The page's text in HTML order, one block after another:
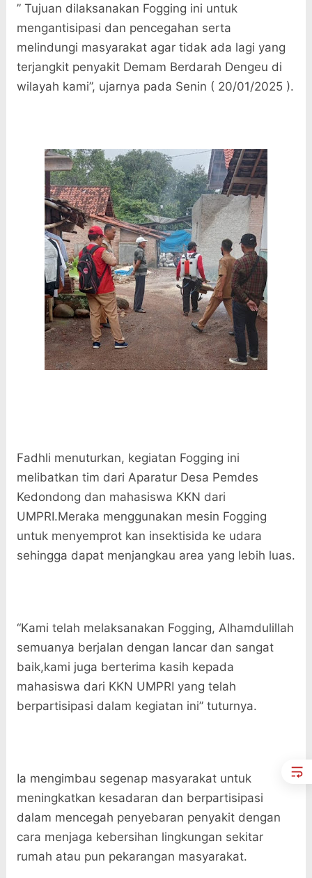
” Tujuan dilaksanakan Fogging ini untuk
mengantisipasi dan pencegahan serta
melindungi masyarakat agar tidak ada lagi yang
terjangkit penyakit Demam Berdarah Dengeu di
wilayah kami”, ujarnya pada Senin ( 20/01/2025 ).
Fadhli menuturkan, kegiatan Fogging ini
melibatkan tim dari Aparatur Desa Pemdes
Kedondong dan mahasiswa KKN dari
UMPRI.Meraka menggunakan mesin Fogging
untuk menyemprot kan insektisida ke udara
sehingga dapat menjangkau area yang lebih luas.
“Kami telah melaksanakan Fogging, Alhamdulillah
semuanya berjalan dengan lancar dan sangat
baik,kami juga berterima kasih kepada
mahasiswa dari KKN UMPRI yang telah
berpartisipasi dalam kegiatan ini” tuturnya.
Ia mengimbau segenap masyarakat untuk
meningkatkan kesadaran dan berpartisipasi
dalam mencegah penyebaran penyakit dengan
cara menjaga kebersihan lingkungan sekitar
rumah atau pun pekarangan masyarakat.